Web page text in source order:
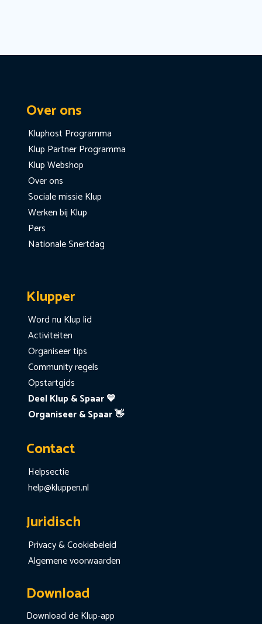
Over ons
Kluphost Programma
Klup Partner Programma
Klup Webshop
Over ons
Sociale missie Klup
Werken bij Klup
Pers
Nationale Snertdag
Klupper
Word nu Klup lid
Activiteiten
Organiseer tips
Community regels
Opstartgids
Deel Klup & Spaar 💙
Organiseer & Spaar 👋
Contact
Helpsectie
help@kluppen.nl
Juridisch
Privacy & Cookiebeleid
Algemene voorwaarden
Download
Download de Klup-app